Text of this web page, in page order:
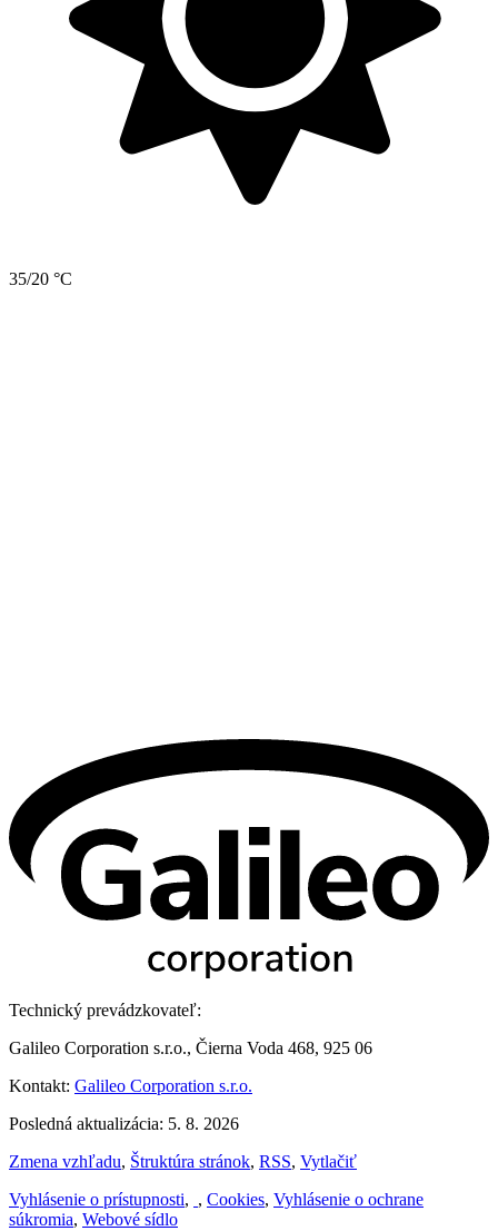
35/20 °C
Technický prevádzkovateľ:
Galileo Corporation s.r.o., Čierna Voda 468, 925 06
Kontakt: Galileo Corporation s.r.o.
Posledná aktualizácia: 5. 8. 2026
Zmena vzhľadu, Štruktúra stránok, RSS, Vytlačiť
Vyhlásenie o prístupnosti, , Cookies, Vyhlásenie o ochrane
súkromia, Webové sídlo